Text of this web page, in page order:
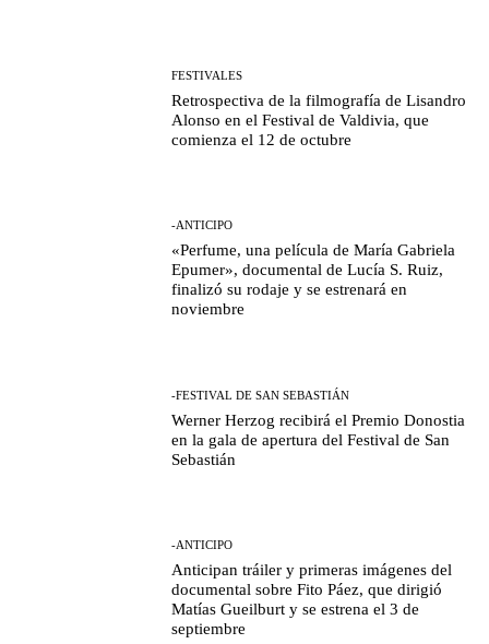
FESTIVALES
Retrospectiva de la filmografía de Lisandro
Alonso en el Festival de Valdivia, que
comienza el 12 de octubre
-ANTICIPO
«Perfume, una película de María Gabriela
Epumer», documental de Lucía S. Ruiz,
finalizó su rodaje y se estrenará en
noviembre
-FESTIVAL DE SAN SEBASTIÁN
Werner Herzog recibirá el Premio Donostia
en la gala de apertura del Festival de San
Sebastián
-ANTICIPO
Anticipan tráiler y primeras imágenes del
documental sobre Fito Páez, que dirigió
Matías Gueilburt y se estrena el 3 de
septiembre